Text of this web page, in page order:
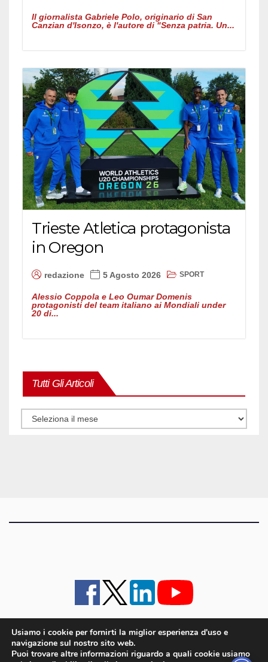
Il giornalista Gabriele Polo, originario di San
Canzian d'Isonzo, è l'autore di "Senza patria. Un...
Trieste Atletica protagonista
in Oregon
redazione 5 Agosto 2026 SPORT
Alessio Coppola e Leo Oumar Domenis
protagonisti del team italiano ai Mondiali under
20 di...
Tutti Gli Articoli
Tutti
articoli
iMagazine · contatti e staff · lavora con noi
Cookie policy UE
Usiamo i cookie per fornirti la miglior esperienza d'uso e
navigazione sul nostro sito web.
Puoi trovare altre informazioni riguardo a quali cookie usiamo